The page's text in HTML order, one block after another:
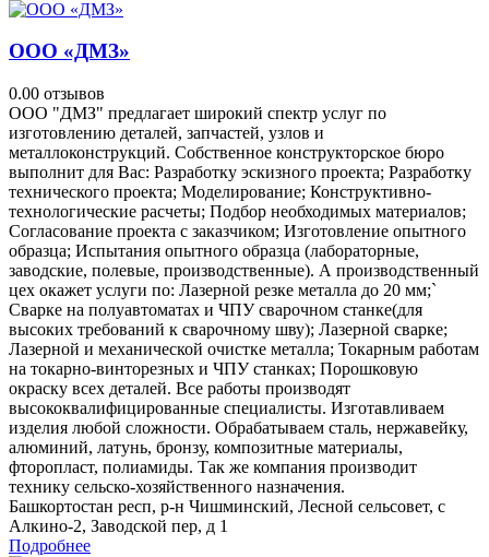
ООО «ДМЗ»
0.00 отзывов
ООО "ДМЗ" предлагает широкий спектр услуг по
изготовлению деталей, запчастей, узлов и
металлоконструкций. Собственное конструкторское бюро
выполнит для Вас: Разработку эскизного проекта; Разработку
технического проекта; Моделирование; Конструктивно-
технологические расчеты; Подбор необходимых материалов;
Согласование проекта с заказчиком; Изготовление опытного
образца; Испытания опытного образца (лабораторные,
заводские, полевые, производственные). А производственный
цех окажет услуги по: Лазерной резке металла до 20 мм;`
Сварке на полуавтоматах и ЧПУ сварочном станке(для
высоких требований к сварочному шву); Лазерной сварке;
Лазерной и механической очистке металла; Токарным работам
на токарно-винторезных и ЧПУ станках; Порошковую
окраску всех деталей. Все работы производят
высококвалифицированные специалисты. Изготавливаем
изделия любой сложности. Обрабатываем сталь, нержавейку,
алюминий, латунь, бронзу, композитные материалы,
фторопласт, полиамиды. Так же компания производит
технику сельско-хозяйственного назначения.
Башкортостан респ, р-н Чишминский, Лесной сельсовет, с
Алкино-2, Заводской пер, д 1
Подробнее